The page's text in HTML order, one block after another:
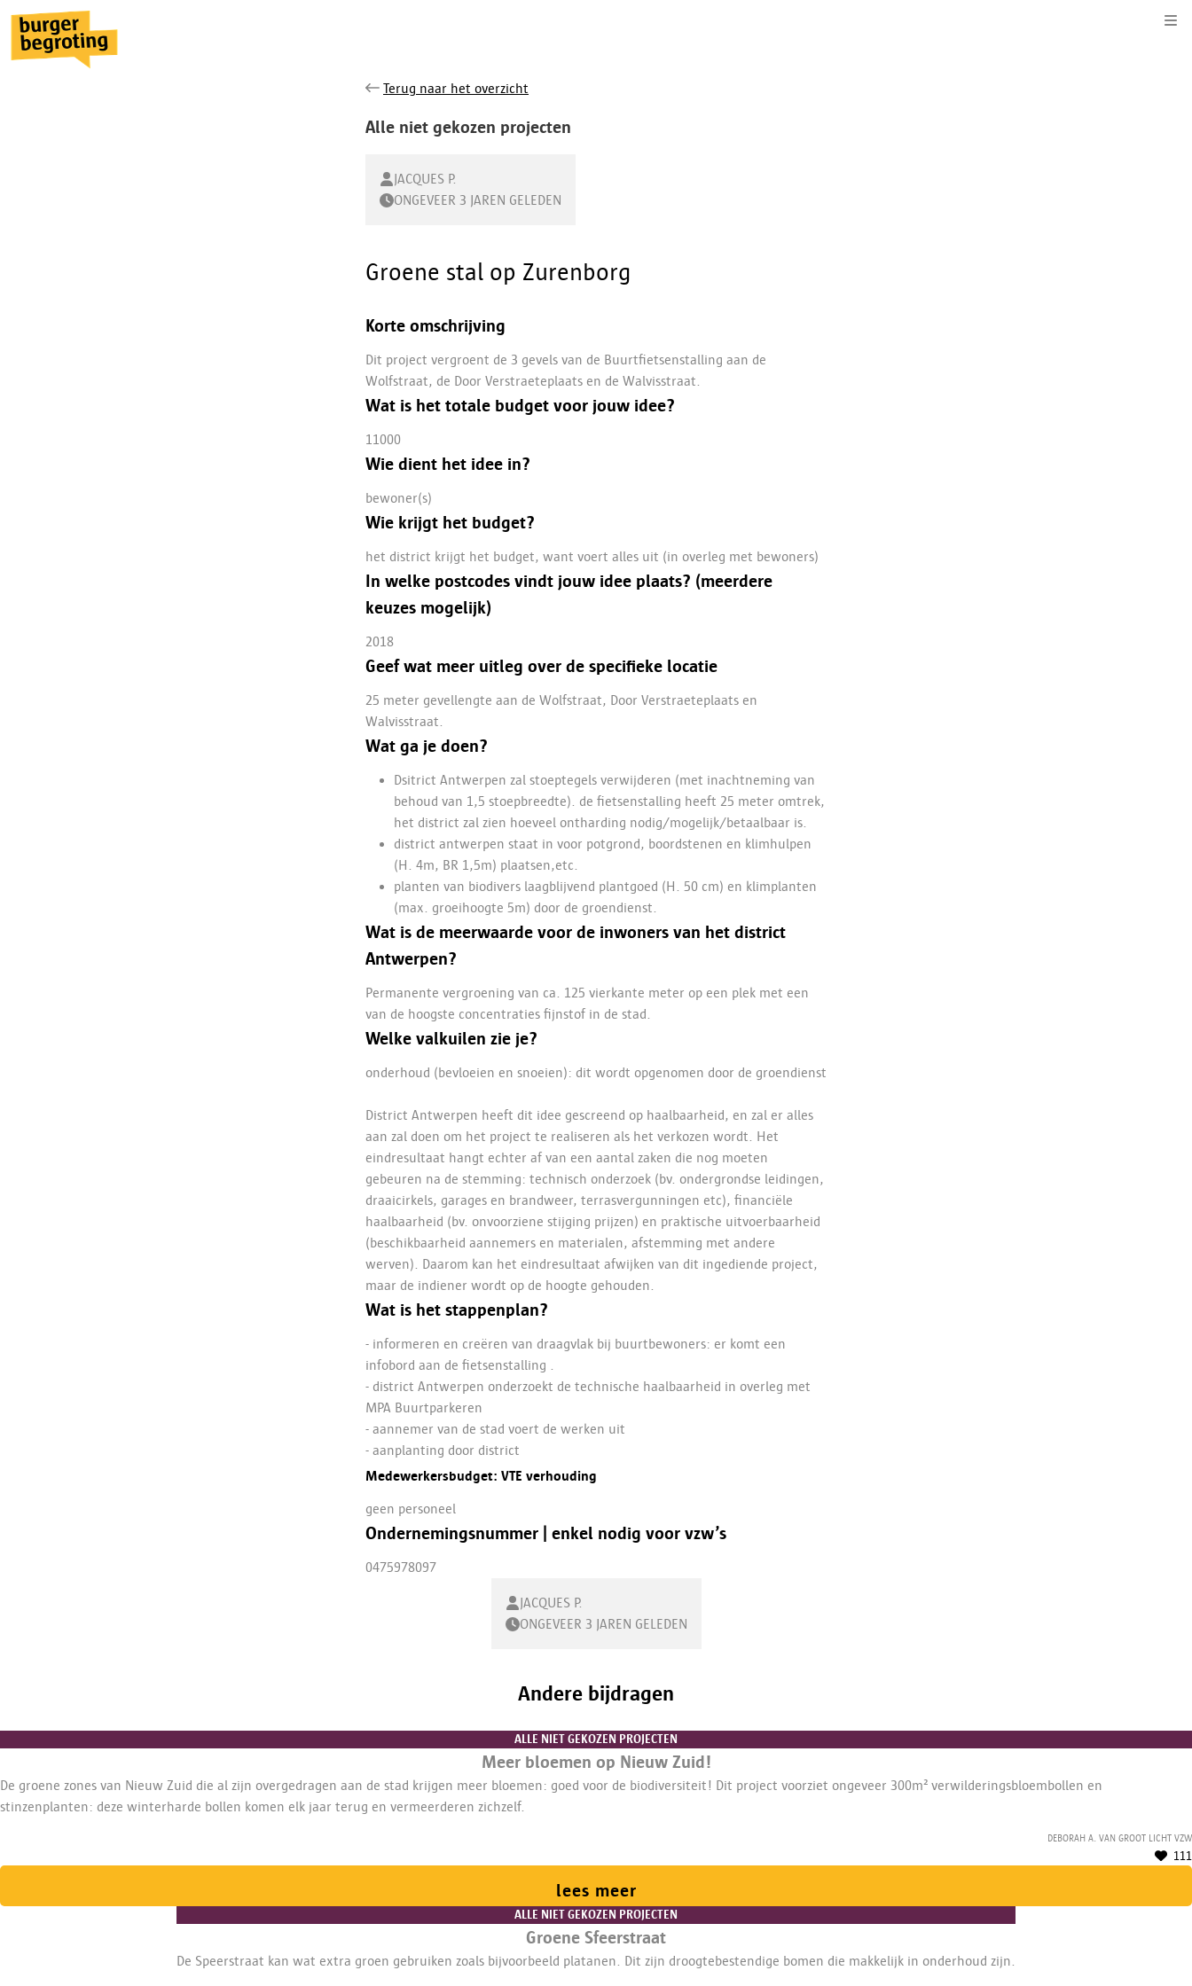
Terug naar het overzicht
Alle niet gekozen projecten
JACQUES P.
ONGEVEER 3 JAREN GELEDEN
Groene stal op Zurenborg
Korte omschrijving
Dit project vergroent de 3 gevels van de Buurtfietsenstalling aan de
Wolfstraat, de Door Verstraeteplaats en de Walvisstraat.
Wat is het totale budget voor jouw idee?
11000
Wie dient het idee in?
bewoner(s)
Wie krijgt het budget?
het district krijgt het budget, want voert alles uit (in overleg met bewoners)
In welke postcodes vindt jouw idee plaats? (meerdere
keuzes mogelijk)
2018
Geef wat meer uitleg over de specifieke locatie
25 meter gevellengte aan de Wolfstraat, Door Verstraeteplaats en
Walvisstraat.
Wat ga je doen?
Dsitrict Antwerpen zal stoeptegels verwijderen (met inachtneming van
behoud van 1,5 stoepbreedte). de fietsenstalling heeft 25 meter omtrek,
het district zal zien hoeveel ontharding nodig/mogelijk/betaalbaar is.
district antwerpen staat in voor potgrond, boordstenen en klimhulpen
(H. 4m, BR 1,5m) plaatsen,etc.
planten van biodivers laagblijvend plantgoed (H. 50 cm) en klimplanten
(max. groeihoogte 5m) door de groendienst.
Wat is de meerwaarde voor de inwoners van het district
Antwerpen?
Permanente vergroening van ca. 125 vierkante meter op een plek met een
van de hoogste concentraties fijnstof in de stad.
Welke valkuilen zie je?
onderhoud (bevloeien en snoeien): dit wordt opgenomen door de groendienst
District Antwerpen heeft dit idee gescreend op haalbaarheid, en zal er alles
aan zal doen om het project te realiseren als het verkozen wordt. Het
eindresultaat hangt echter af van een aantal zaken die nog moeten
gebeuren na de stemming: technisch onderzoek (bv. ondergrondse leidingen,
draaicirkels, garages en brandweer, terrasvergunningen etc), financiële
haalbaarheid (bv. onvoorziene stijging prijzen) en praktische uitvoerbaarheid
(beschikbaarheid aannemers en materialen, afstemming met andere
werven). Daarom kan het eindresultaat afwijken van dit ingediende project,
maar de indiener wordt op de hoogte gehouden.
Wat is het stappenplan?
- informeren en creëren van draagvlak bij buurtbewoners: er komt een
infobord aan de fietsenstalling .
- district Antwerpen onderzoekt de technische haalbaarheid in overleg met
MPA Buurtparkeren
- aannemer van de stad voert de werken uit
- aanplanting door district
Medewerkersbudget: VTE verhouding
geen personeel
Ondernemingsnummer | enkel nodig voor vzw’s
0475978097
JACQUES P.
ONGEVEER 3 JAREN GELEDEN
Andere bijdragen
ALLE NIET GEKOZEN PROJECTEN
Meer bloemen op Nieuw Zuid!
De groene zones van Nieuw Zuid die al zijn overgedragen aan de stad krijgen meer bloemen: goed voor de biodiversiteit! Dit project voorziet ongeveer 300m² verwilderingsbloembollen en
stinzenplanten: deze winterharde bollen komen elk jaar terug en vermeerderen zichzelf.
Deborah A. van Groot Licht vzw
111
lees meer
ALLE NIET GEKOZEN PROJECTEN
Groene Sfeerstraat
De Speerstraat kan wat extra groen gebruiken zoals bijvoorbeeld platanen. Dit zijn droogtebestendige bomen die makkelijk in onderhoud zijn.